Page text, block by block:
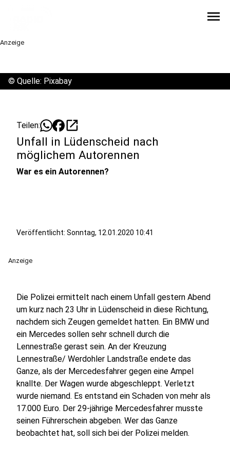
menu
Anzeige
© Quelle: Pixabay
Teilen: open_in_new
Unfall in Lüdenscheid nach
möglichem Autorennen
War es ein Autorennen?
Veröffentlicht: Sonntag, 12.01.2020 10:41
Anzeige
Die Polizei ermittelt nach einem Unfall gestern Abend
um kurz nach 23 Uhr in Lüdenscheid in diese Richtung,
nachdem sich Zeugen gemeldet hatten. Ein BMW und
ein Mercedes sollen sehr schnell durch die
Lennestraße gerast sein. An der Kreuzung
Lennestraße/ Werdohler Landstraße endete das
Ganze, als der Mercedesfahrer gegen eine Ampel
knallte. Der Wagen wurde abgeschleppt. Verletzt
wurde niemand. Es entstand ein Schaden von mehr als
17.000 Euro. Der 29-jährige Mercedesfahrer musste
seinen Führerschein abgeben. Wer das Ganze
beobachtet hat, soll sich bei der Polizei melden.